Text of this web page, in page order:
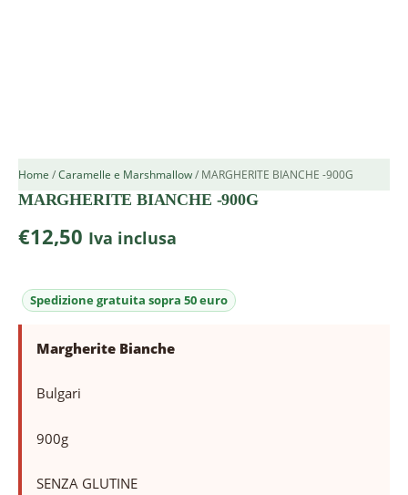
Home /Caramelle e Marshmallow/ MARGHERITE BIANCHE -900G
MARGHERITE BIANCHE -900G
€12,50 Iva inclusa
Margherite Bianche
Bulgari
900g
SENZA GLUTINE